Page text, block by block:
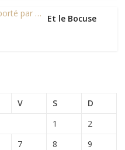
Et le Bocuse
V S
D
1
2
7 8
9